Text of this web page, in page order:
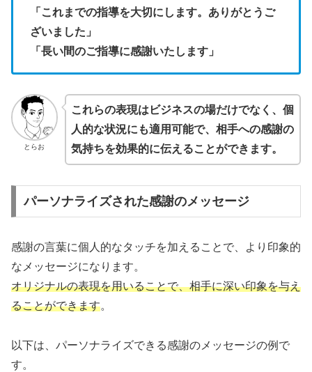
「これまでの指導を大切にします。ありがとうご
ざいました」
「長い間のご指導に感謝いたします」
とらお
これらの表現はビジネスの場だけでなく、個
人的な状況にも適用可能で、相手への感謝の
気持ちを効果的に伝えることができます。
パーソナライズされた感謝のメッセージ
感謝の言葉に個人的なタッチを加えることで、より印象的
なメッセージになります。
オリジナルの表現を用いることで、相手に深い印象を与え
ることができます。
以下は、パーソナライズできる感謝のメッセージの例で
す。